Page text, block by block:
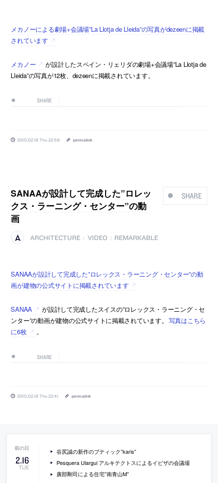
メカノーによる劇場+会議場”La Llotja de Lleida”の写真がdezeenに掲載
されています
メカノー
が設計したスペイン・リェリダの劇場+会議場”La Llotja de
Lleida”の写真が12枚、dezeenに掲載されています。
SHARE
2010.02.18 Thu 22:58 permalink
SHARE
SANAAが設計して完成した”ロレッ
クス・ラーニング・センター”の動
画
ARCHITECTURE VIDEO REMARKABLE
SANAAが設計して完成した”ロレックス・ラーニング・センター”の動
画が建物の公式サイトに掲載されています
SANAA
が設計して完成したスイスの”ロレックス・ラーニング・セ
ンター”の動画が建物の公式サイトに掲載されています。 写真はこちら
に6枚
。
SHARE
2010.02.18 Thu 22:41 permalink
2.16
TUE
谷尻誠の新作のブティック”karis”
Pesquera Ulargui アルキテクトスによるイビザの会議場
廣部剛司による住宅”南青山M”